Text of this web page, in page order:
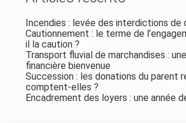
Incendies : levée des interdictions de
Cautionnement : le terme de
il la caution ?
Transport fluvial de marchandises :
financière bienvenue
Succession : les donations du parent
comptent-elles ?
Encadrement des loyers : une année